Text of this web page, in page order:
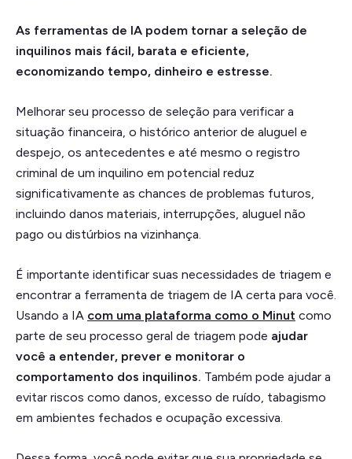
As ferramentas de IA podem tornar a seleção de
inquilinos mais fácil, barata e eficiente,
economizando tempo, dinheiro e estresse.
Melhorar seu processo de seleção para verificar a
situação financeira, o histórico anterior de aluguel e
despejo, os antecedentes e até mesmo o registro
criminal de um inquilino em potencial reduz
significativamente as chances de problemas futuros,
incluindo danos materiais, interrupções, aluguel não
pago ou distúrbios na vizinhança.
É importante identificar suas necessidades de triagem e
encontrar a ferramenta de triagem de IA certa para você.
Usando a IA com uma plataforma como o Minut como
parte de seu processo geral de triagem pode ajudar
você a entender, prever e monitorar o
comportamento dos inquilinos. Também pode ajudar a
evitar riscos como danos, excesso de ruído, tabagismo
em ambientes fechados e ocupação excessiva.